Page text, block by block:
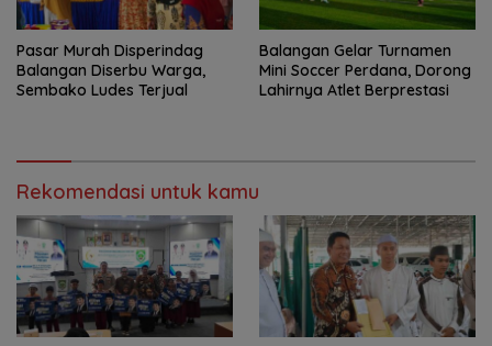
Pasar Murah Disperindag
Balangan Diserbu Warga,
Sembako Ludes Terjual
Balangan Gelar Turnamen
Mini Soccer Perdana, Dorong
Lahirnya Atlet Berprestasi
Rekomendasi untuk kamu